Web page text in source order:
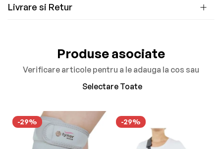
Livrare si Retur
Produse asociate
Verificare articole pentru a le adauga la cos sau
Selectare Toate
-29% -29%